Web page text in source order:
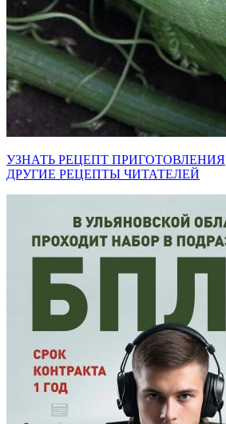
УЗНАТЬ РЕЦЕПТ ПРИГОТОВЛЕНИЯ
ДРУГИЕ РЕЦЕПТЫ ЧИТАТЕЛЕЙ